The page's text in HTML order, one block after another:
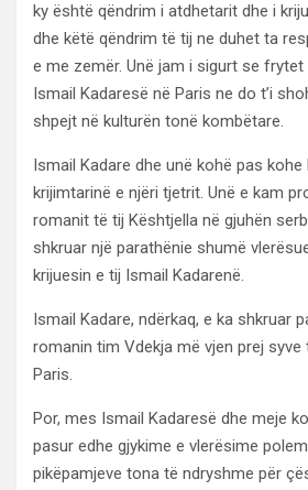
ky është qëndrim i atdhetarit dhe i
dhe këtë qëndrim të tij ne duhet ta
e me zemër. Unë jam i sigurt se
Ismail Kadaresë në Paris ne do t’i
shpejt në kulturën tonë kombëtare.
Ismail Kadare dhe unë kohë pas
krijimtarinë e njëri tjetrit. Unë e kam
romanit të tij Kështjella në gjuhën
shkruar një parathënie shumë
krijuesin e tij Ismail Kadarenë.
Ismail Kadare, ndërkaq, e ka shkruar
romanin tim Vdekja më vjen prej
Paris.
Por, mes Ismail Kadaresë dhe meje
pasur edhe gjykime e vlerësime
pikëpamjeve tona të ndryshme për